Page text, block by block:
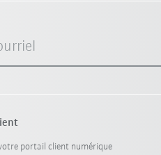
portail client numérique